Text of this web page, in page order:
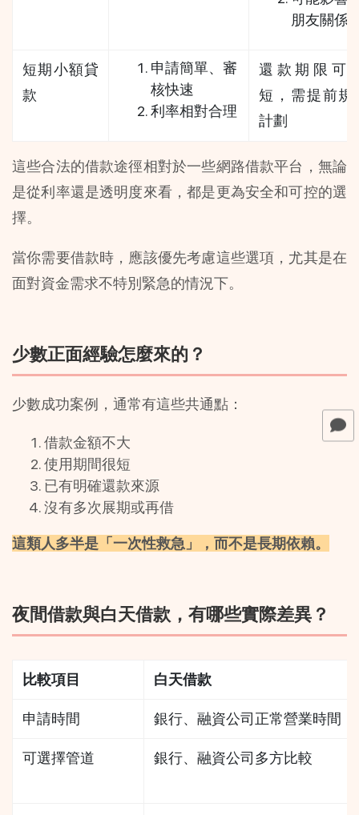
朋友關係
短期小額貸
款
申請簡單、審
核快速
利率相對合理
還款期限可
短，需提前規
計劃
這些合法的借款途徑相對於一些網路借款平台，無論
是從利率還是透明度來看，都是更為安全和可控的選
擇。
當你需要借款時，應該優先考慮這些選項，尤其是在
面對資金需求不特別緊急的情況下。
少數正面經驗怎麼來的？
少數成功案例，通常有這些共通點：
借款金額不大
使用期間很短
已有明確還款來源
沒有多次展期或再借
這類人多半是「一次性救急」，而不是長期依賴。
夜間借款與白天借款，有哪些實際差異？
比較項目 白天借款
申請時間 銀行、融資公司正常營業時間
可選擇管道 銀行、融資公司多方比較